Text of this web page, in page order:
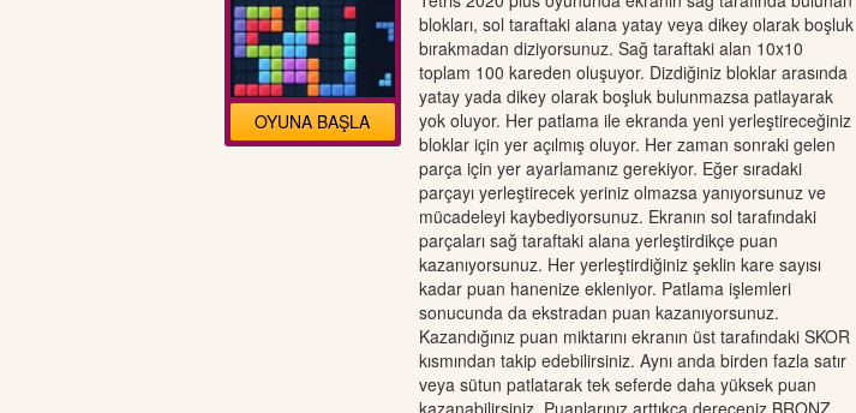
OYUNA BAŞLA
blokları, sol taraftaki alana yatay veya dikey olarak boşluk
bırakmadan diziyorsunuz. Sağ taraftaki alan 10x10
toplam 100 kareden oluşuyor. Dizdiğiniz bloklar arasında
yatay yada dikey olarak boşluk bulunmazsa patlayarak
yok oluyor. Her patlama ile ekranda yeni yerleştireceğiniz
bloklar için yer açılmış oluyor. Her zaman sonraki gelen
parça için yer ayarlamanız gerekiyor. Eğer sıradaki
parçayı yerleştirecek yeriniz olmazsa yanıyorsunuz ve
mücadeleyi kaybediyorsunuz. Ekranın sol tarafındaki
parçaları sağ taraftaki alana yerleştirdikçe puan
kazanıyorsunuz. Her yerleştirdiğiniz şeklin kare sayısı
kadar puan hanenize ekleniyor. Patlama işlemleri
sonucunda da ekstradan puan kazanıyorsunuz.
Kazandığınız puan miktarını ekranın üst tarafındaki SKOR
kısmından takip edebilirsiniz. Aynı anda birden fazla satır
veya sütun patlatarak tek seferde daha yüksek puan
kazanabilirsiniz. Puanlarınız arttıkça dereceniz BRONZ,